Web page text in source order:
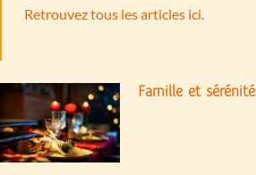
Retrouvez tous les articles ici.
Famille et sérénité